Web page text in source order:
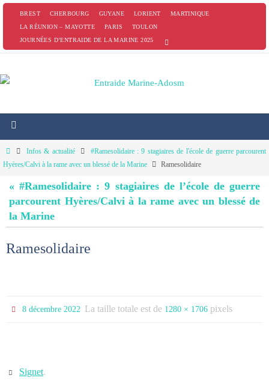
PasserBREST CHERBOURG GUYANE LORIENT
MARTINIQUE
LA RÉUNION – MAYOTTE
PARIS
TOULON
JOURNÉES D’ENTRAIDE DE LA MARINE 2025
HomeInfos & actualité
#Ramesolidaire : 9 stagiaires de l'école de guerre parcourent
Hyères/Calvi à la rame avec un blessé de la Marine
Ramesolidaire
« #Ramesolidaire : 9 stagiaires de l’école de guerre
parcourent Hyères/Calvi à la rame avec un blessé de
la Marine
Ramesolidaire
8 décembre 2022 La taille totale est de 1280 × 1706 pixels
Signet.